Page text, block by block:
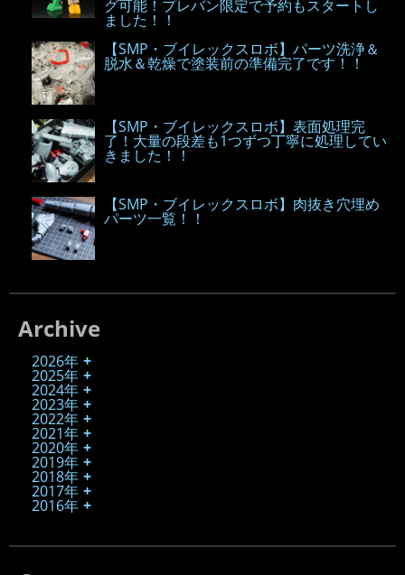
グ可能！プレバン限定で予約もスタートし
ました！！
【SMP・ブイレックスロボ】パーツ洗浄＆
脱水＆乾燥で塗装前の準備完了です！！
【SMP・ブイレックスロボ】表面処理完
了！大量の段差も1つずつ丁寧に処理してい
きました！！
【SMP・ブイレックスロボ】肉抜き穴埋め
パーツ一覧！！
Archive
2026年
2025年
2024年
2023年
2022年
2021年
2020年
2019年
2018年
2017年
2016年